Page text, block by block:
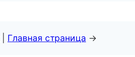
Главная страница →